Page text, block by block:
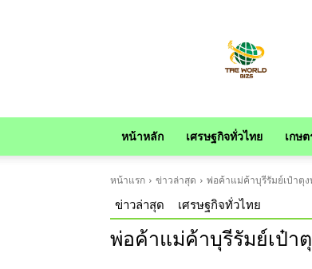
หน้าหลัก เศรษฐกิจทั่วไทย เกษ
หน้าแรก ข่าวล่าสุด พ่อค้าแม่ค้าบุรีรัมย์เป๋าตุ
ข่าวล่าสุด เศรษฐกิจทั่วไทย
พ่อค้าแม่ค้าบุรีรัมย์เป๋า